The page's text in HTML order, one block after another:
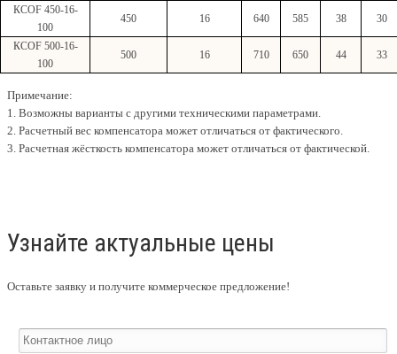
КСОF450-16-
100
450 16 640 585 38 30
КСОF500-16-
100
500 16 710 650 44 33
Примечание:
1. Возможны варианты с другими техническими параметрами.
2. Расчетный вес компенсатора может отличаться от фактического.
3. Расчетная жёсткость компенсатора может отличаться от фактической.
Узнайте актуальные цены
Оставьте заявку и получите коммерческое предложение!